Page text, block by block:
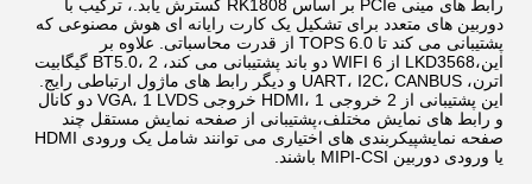
رابط های مینی PCIe بر اساس RK1808 گسترش یابد.، ترکیب با
دوربین های متعدد برای تشکیل یک کارت رایانه ای هوش مصنوعی که
پشتیبانی می کند تا 6.0 TOPS از قدرت محاسباتی. علاوه بر
این،LKD3568 از WIFI 6 دو باند پشتیبانی می کند، BT5.0، 2 گیگابیت
اترن، UART، I2C، CANBUS و دیگر رابط های ماژول ارتباطی رایج.
این پشتیبانی از 2 خروجی HDMI، 1 خروجی VGA، 1 LVDS دو کانال
و رابط های نمایش مختلف،پشتیبانی از صفحه نمایش مستقل چند
صفحه نمایشپیکربندی های اختیاری می توانند شامل یک ورودی HDMI
یا ورودی دوربین MIPI-CSI باشند.